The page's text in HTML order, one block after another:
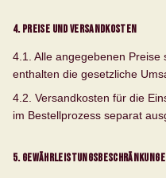
4. Preise und Versandkosten
4.1. Alle angegebenen Preise
enthalten die gesetzliche
4.2. Versandkosten für die
im Bestellprozess separat
5.